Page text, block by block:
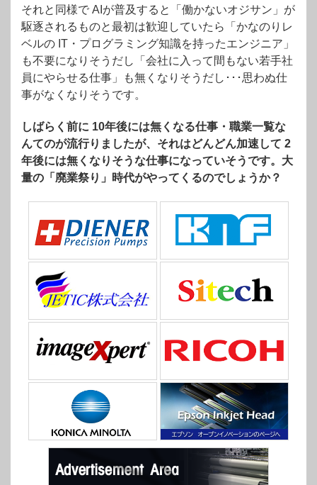
それと同様で AIが普及すると「働かないオジサン」が
駆逐されるものと最初は歓迎していたら「かなのりレ
ベルの IT・プログラミング知識を持ったエンジニア」
も不要になりそうだし「会社に入って間もない若手社
員にやらせる仕事」も無くなりそうだし･･･思わぬ仕
事がなくなりそうです。
しばらく前に 10年後には無くなる仕事・職業一覧な
んてのが流行りましたが、それはどんどん加速して 2
年後には無くなりそうな仕事になっていそうです。大
量の「廃業祭り」時代がやってくるのでしょうか？